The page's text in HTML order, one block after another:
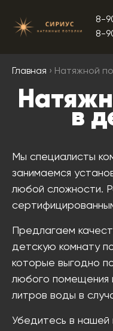
8-
8-
Главная › Натяжной
в
Мы специалисты
занимаемся
любой сложности.
Предлагаем
детскую комнату
которые выгодно
любого
литров воды в
Убедитесь в нашей